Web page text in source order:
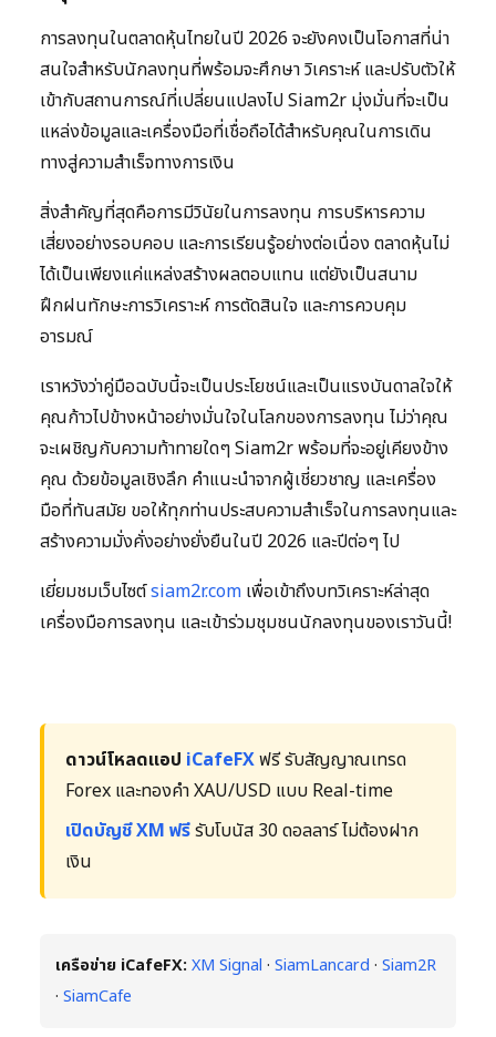
การลงทุนในตลาดหุ้นไทยในปี 2026 จะยังคงเป็นโอกาสที่น่า
สนใจสำหรับนักลงทุนที่พร้อมจะศึกษา วิเคราะห์ และปรับตัวให้
เข้ากับสถานการณ์ที่เปลี่ยนแปลงไป Siam2r มุ่งมั่นที่จะเป็น
แหล่งข้อมูลและเครื่องมือที่เชื่อถือได้สำหรับคุณในการเดิน
ทางสู่ความสำเร็จทางการเงิน
สิ่งสำคัญที่สุดคือการมีวินัยในการลงทุน การบริหารความ
เสี่ยงอย่างรอบคอบ และการเรียนรู้อย่างต่อเนื่อง ตลาดหุ้นไม่
ได้เป็นเพียงแค่แหล่งสร้างผลตอบแทน แต่ยังเป็นสนาม
ฝึกฝนทักษะการวิเคราะห์ การตัดสินใจ และการควบคุม
อารมณ์
เราหวังว่าคู่มือฉบับนี้จะเป็นประโยชน์และเป็นแรงบันดาลใจให้
คุณก้าวไปข้างหน้าอย่างมั่นใจในโลกของการลงทุน ไม่ว่าคุณ
จะเผชิญกับความท้าทายใดๆ Siam2r พร้อมที่จะอยู่เคียงข้าง
คุณ ด้วยข้อมูลเชิงลึก คำแนะนำจากผู้เชี่ยวชาญ และเครื่อง
มือที่ทันสมัย ขอให้ทุกท่านประสบความสำเร็จในการลงทุนและ
สร้างความมั่งคั่งอย่างยั่งยืนในปี 2026 และปีต่อๆ ไป
เยี่ยมชมเว็บไซต์siam2r.com เพื่อเข้าถึงบทวิเคราะห์ล่าสุด
เครื่องมือการลงทุน และเข้าร่วมชุมชนนักลงทุนของเราวันนี้!
ดาวน์โหลดแอป iCafeFXฟรี รับสัญญาณเทรด
Forex และทองคำ XAU/USD แบบ Real-time
เปิดบัญชี XM ฟรีรับโบนัส 30 ดอลลาร์ ไม่ต้องฝาก
เงิน
เครือข่าย iCafeFX: XM Signal ·SiamLancard ·Siam2R
·SiamCafe